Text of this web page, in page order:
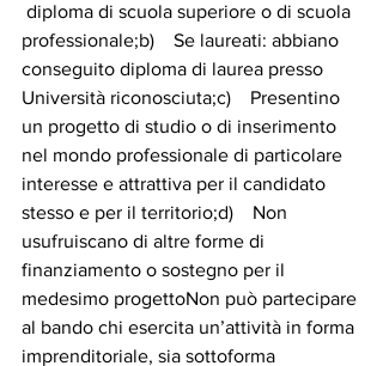
diploma di scuola superiore o di scuola
professionale;b)    Se laureati: abbiano
conseguito diploma di laurea presso
Università riconosciuta;c)    Presentino
un progetto di studio o di inserimento
nel mondo professionale di particolare
interesse e attrattiva per il candidato
stesso e per il territorio;d)    Non
usufruiscano di altre forme di
finanziamento o sostegno per il
medesimo progettoNon può partecipare
al bando chi esercita un’attività in forma
imprenditoriale, sia sottoforma